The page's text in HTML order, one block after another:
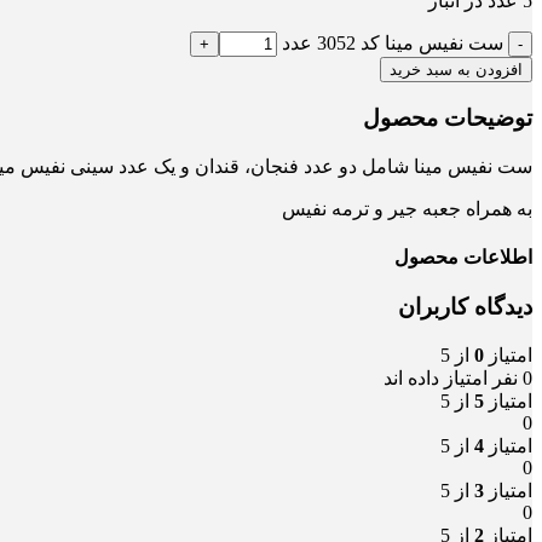
ست نفیس مینا کد 3052 عدد
افزودن به سبد خرید
توضیحات محصول
ست نفیس مینا شامل دو عدد فنجان، قندان و یک عدد سینی نفیس
به همراه جعبه جیر و ترمه نفیس
اطلاعات محصول
دیدگاه کاربران
امتیاز 0 از 5
0 نفر امتیاز داده اند
امتیاز 5 از 5
0
امتیاز 4 از 5
0
امتیاز 3 از 5
0
امتیاز 2 از 5